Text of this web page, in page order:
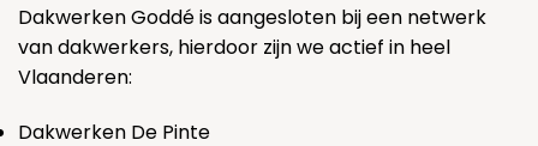
Dakwerken Goddé is aangesloten bij een netwerk
van dakwerkers, hierdoor zijn we actief in heel
Vlaanderen:
Dakwerken De Pinte